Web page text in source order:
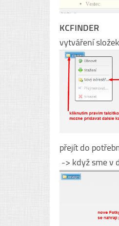
KCFINDER
vytváření
přejít do
-> když sme v